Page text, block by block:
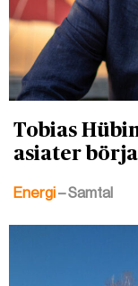
Tobias
asiater
Energi– Samtal